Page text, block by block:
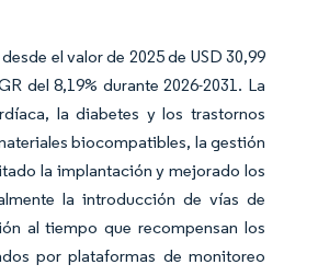
el valor de 2025 de USD 30,99
del 8,19% durante 2026-2031. La
la diabetes y los trastornos
biocompatibles, la gestión
la implantación y mejorado los
la introducción de vías de
al tiempo que recompensan los
por plataformas de monitoreo